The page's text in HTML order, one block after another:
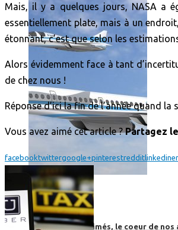
High-Tech
High-Tech
Les circuits imprimés, le coeur de
Mais, il y a quelques jours, NASA a
essentiellement plate, mais à un
étonnant, c’est que selon les
Alors évidemment face à tant
de chez nous !
Réponse d’ici la fin de l’année quand
Vous avez aimé cet article ?Partagez
facebooktwittergoogle+pinterestredditlinkedin